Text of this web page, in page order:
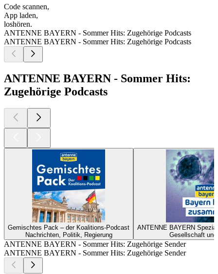
Code scannen,
App laden,
loshören.
ANTENNE BAYERN - Sommer Hits: Zugehörige Podcasts
ANTENNE BAYERN - Sommer Hits: Zugehörige Podcasts
ANTENNE BAYERN - Sommer Hits:
Zugehörige Podcasts
Gemischtes Pack – der Koalitions-Podcast
Nachrichten, Politik, Regierung
ANTENNE BAYERN
Gesellschaft
ANTENNE BAYERN - Sommer Hits: Zugehörige Sender
ANTENNE BAYERN - Sommer Hits: Zugehörige Sender